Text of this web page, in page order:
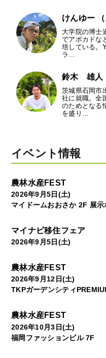
けんゆー （
大学院の博士
でアボカドな
培している。
ラ…
鈴木 雄人
茨城県石岡市
社に就職。全
のためとなる
を盛り…
イベント情報
農林水産FEST
2026年9月5日(土)
マイドームおおさか 2F 展示
マイナビ移住フェア
2026年9月5日(土)
農林水産FEST
2026年9月12日(土)
TKPガーデンシティ
農林水産FEST
2026年10月3日(土)
福岡ファッションビル 7F